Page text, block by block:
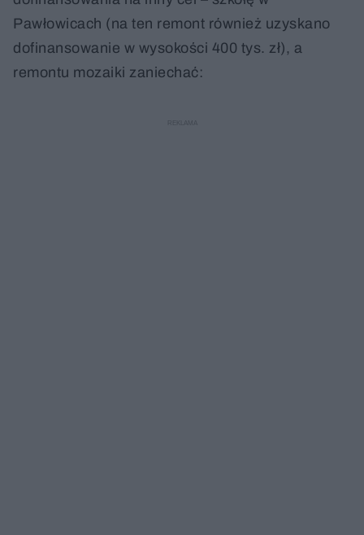
Pawłowicach (na ten remont również uzyskano
dofinansowanie w wysokości 400 tys. zł), a
remontu mozaiki zaniechać: